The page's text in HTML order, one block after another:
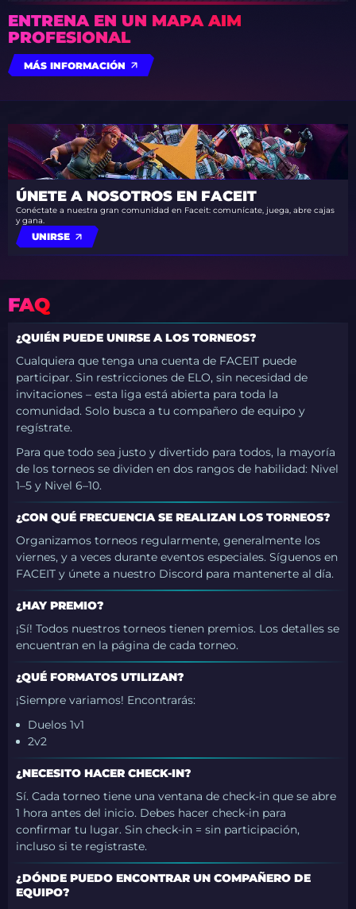
ENTRENA EN UN MAPA AIM
PROFESIONAL
MÁS INFORMACIÓN
ÚNETE A NOSOTROS EN FACEIT
Conéctate a nuestra gran comunidad en Faceit: comunícate, juega, abre cajas
y gana.
UNIRSE
FAQ
¿QUIÉN PUEDE UNIRSE A LOS TORNEOS?
Cualquiera que tenga una cuenta de FACEIT puede
participar. Sin restricciones de ELO, sin necesidad de
invitaciones – esta liga está abierta para toda la
comunidad. Solo busca a tu compañero de equipo y
regístrate.
Para que todo sea justo y divertido para todos, la mayoría
de los torneos se dividen en dos rangos de habilidad: Nivel
1–5 y Nivel 6–10.
¿CON QUÉ FRECUENCIA SE REALIZAN LOS TORNEOS?
Organizamos torneos regularmente, generalmente los
viernes, y a veces durante eventos especiales. Síguenos en
FACEIT y únete a nuestro Discord para mantenerte al día.
¿HAY PREMIO?
¡Sí! Todos nuestros torneos tienen premios. Los detalles se
encuentran en la página de cada torneo.
¿QUÉ FORMATOS UTILIZAN?
¡Siempre variamos! Encontrarás:
Duelos 1v1
2v2
¿NECESITO HACER CHECK-IN?
Sí. Cada torneo tiene una ventana de check-in que se abre
1 hora antes del inicio. Debes hacer check-in para
confirmar tu lugar. Sin check-in = sin participación,
incluso si te registraste.
¿DÓNDE PUEDO ENCONTRAR UN COMPAÑERO DE
EQUIPO?